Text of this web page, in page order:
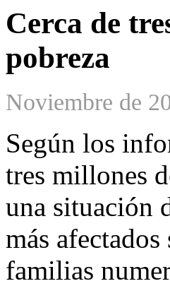
Cerca de
pobreza
Noviembre de
Según los
tres millones
una situación
más
familias